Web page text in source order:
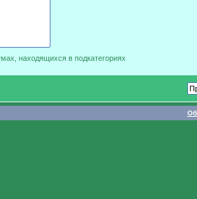
находящихся в подкатегориях